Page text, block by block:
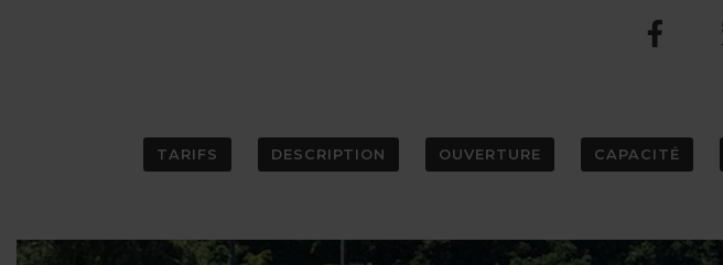
TARIFS DESCRIPTION OUVERTURE CAPACITÉ